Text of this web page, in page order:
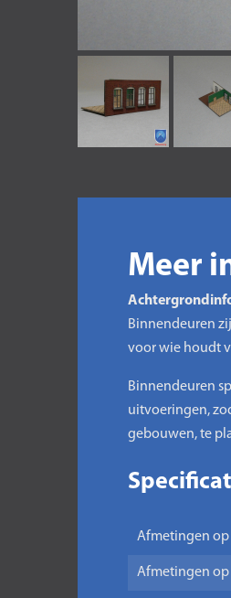
Meer
Binnendeuren
voor wie houdt
Binnendeuren
uitvoeringen,
gebouwen, te
Afmetingen op
Afmetingen op